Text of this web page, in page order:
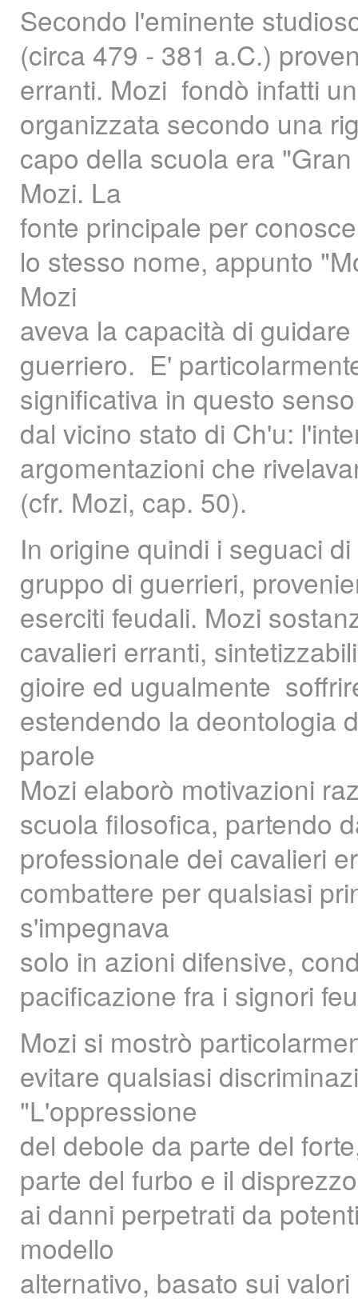
Secondo l'eminente
(circa 479 - 381 a.C.)
erranti. Mozi fondò infatti
organizzata secondo una
capo della scuola era
Mozi. La
fonte principale per
lo stesso nome, appunto
Mozi
aveva la capacità di
guerriero. E'
significativa in questo
dal vicino stato di Ch'u:
argomentazioni che
(cfr. Mozi, cap. 50).
In origine quindi i seguaci
gruppo di guerrieri,
eserciti feudali. Mozi
cavalieri erranti,
gioire ed ugualmente
estendendo la deontologia
parole
Mozi elaborò motivazioni
scuola filosofica, partendo
professionale dei cavalieri
combattere per qualsiasi
s'impegnava
solo in azioni difensive,
pacificazione fra i signori
Mozi si mostrò
evitare qualsiasi
"L'oppressione
del debole da parte del
parte del furbo e il
ai danni perpetrati da
modello
alternativo, basato sui